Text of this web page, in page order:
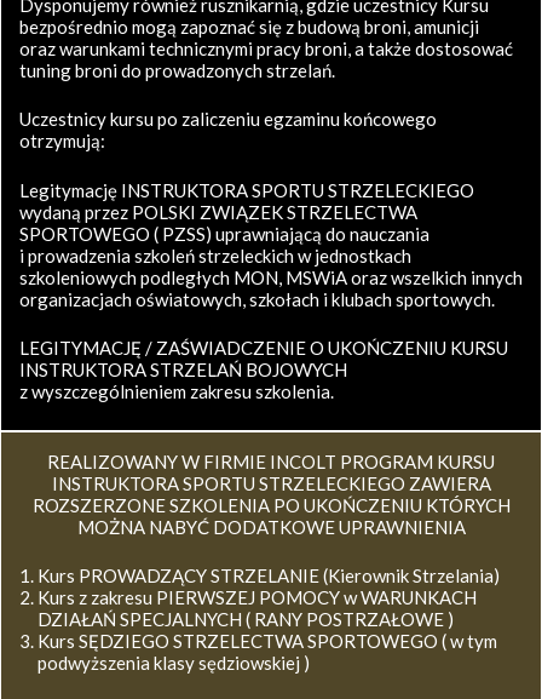
Dysponujemy również rusznikarnią, gdzie uczestnicy Kursu
bezpośrednio mogą zapoznać się z budową broni, amunicji
oraz warunkami technicznymi pracy broni, a także dostosować
tuning broni do prowadzonych strzelań.
Uczestnicy kursu po zaliczeniu egzaminu końcowego
otrzymują:
Legitymację INSTRUKTORA SPORTU STRZELECKIEGO
wydaną przez POLSKI ZWIĄZEK STRZELECTWA
SPORTOWEGO ( PZSS) uprawniającą do nauczania
i prowadzenia szkoleń strzeleckich w jednostkach
szkoleniowych podległych MON, MSWiA oraz wszelkich innych
organizacjach oświatowych, szkołach i klubach sportowych.
LEGITYMACJĘ / ZAŚWIADCZENIE O UKOŃCZENIU KURSU
INSTRUKTORA STRZELAŃ BOJOWYCH
z wyszczególnieniem zakresu szkolenia.
REALIZOWANY W FIRMIE INCOLT PROGRAM KURSU
INSTRUKTORA SPORTU STRZELECKIEGO ZAWIERA
ROZSZERZONE SZKOLENIA PO UKOŃCZENIU KTÓRYCH
MOŻNA NABYĆ DODATKOWE UPRAWNIENIA
Kurs PROWADZĄCY STRZELANIE (Kierownik Strzelania)
Kurs z zakresu PIERWSZEJ POMOCY w WARUNKACH
DZIAŁAŃ SPECJALNYCH ( RANY POSTRZAŁOWE )
Kurs SĘDZIEGO STRZELECTWA SPORTOWEGO ( w tym
podwyższenia klasy sędziowskiej )